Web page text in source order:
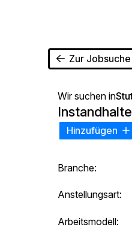
Zur Jobsuche
Wir suchen in
Hinzufügen
Branche:
Anstellungsart:
Arbeitsmodell: